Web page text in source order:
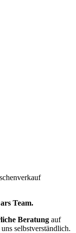
Team.
Beratung auf
selbstverständlich.